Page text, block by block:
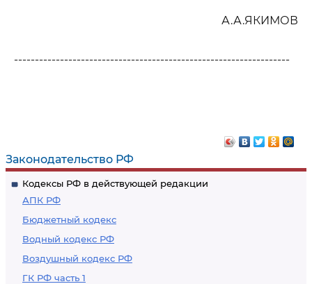
Законодательство РФ
Кодексы РФ в действующей редакции
АПК РФ
Бюджетный кодекс
Водный кодекс РФ
Воздушный кодекс РФ
ГК РФ часть 1
А.А.ЯКИМОВ
------------------------------------------------------------------